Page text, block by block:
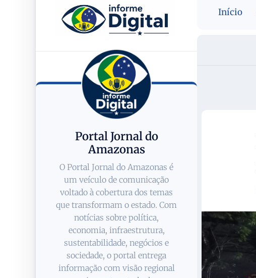
Portal Jornal do
Amazonas
O Portal Jornal do Amazonas é
um veículo de comunicação
voltado à cobertura dos temas
que transformam o estado. Com
notícias sobre política,
economia, infraestrutura,
sustentabilidade, negócios e
sociedade, o portal entrega
informação com visão regional
Início